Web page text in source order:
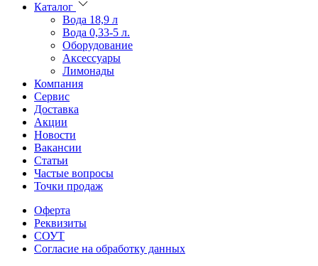
mellstroy
офіційний
сайты.
казино
встретить
казино
среди
обсуждаемых
тем.
Каталог
Вода 18,9 л
Вода 0,33-5 л.
Оборудование
Аксессуары
Лимонады
Компания
Сервис
Доставка
Акции
Новости
Вакансии
Статьи
Частые вопросы
Точки продаж
Оферта
Реквизиты
СОУТ
Согласие на обработку данных